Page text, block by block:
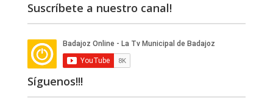
Suscríbete a nuestro canal!
Síguenos!!!